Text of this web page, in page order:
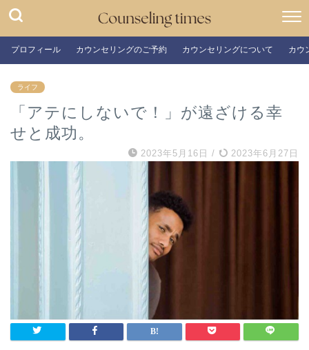
プロフィール カウンセリングのご予約 カウンセリングについて カウ
ライフ
「アテにしないで！」が遠ざける幸
せと成功。
2023年5月16日 / 2023年6月27日